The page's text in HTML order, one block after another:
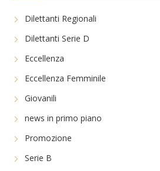
Dilettanti Regionali
Dilettanti Serie D
Eccellenza
Eccellenza Femminile
Giovanili
news in primo piano
Promozione
Serie B